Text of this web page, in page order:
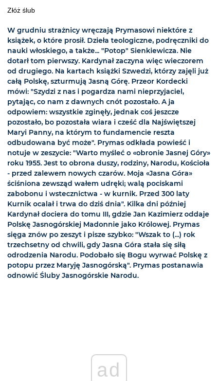
Złóż ślub
W grudniu strażnicy wręczają Prymasowi niektóre z
książek, o które prosił. Dzieła teologiczne, podręczniki do
nauki włoskiego, a także... "Potop" Sienkiewicza. Nie
dotarł tom pierwszy. Kardynał zaczyna więc wieczorem
od drugiego. Na kartach książki Szwedzi, którzy zajęli już
całą Polskę, szturmują Jasną Górę. Przeor Kordecki
mówi: "Szydzi z nas i pogardza nami nieprzyjaciel,
pytając, co nam z dawnych cnót pozostało. A ja
odpowiem: wszystkie zginęły, jednak coś jeszcze
pozostało, bo pozostała wiara i cześć dla Najświętszej
Maryi Panny, na którym to fundamencie reszta
odbudowana być może". Prymas odkłada powieść i
notuje w zeszycie: "Warto myśleć o «obronie Jasnej Góry»
roku 1955. Jest to obrona duszy, rodziny, Narodu, Kościoła
- przed zalewem nowych czarów. Moja «Jasna Góra»
ściśniona zewsząd wałem udręki; walą pociskami
zabobonu i wstecznictwa - w kurnik. Przed 300 laty
Kurnik ocalał i trwa do dziś dnia". Kilka dni później
Kardynał dociera do tomu III, gdzie Jan Kazimierz oddaje
Polskę Jasnogórskiej Madonnie jako Królowej. Prymas
sięga znów po zeszyt i pisze szybko: "Wszak to (...) rok
trzechsetny od chwili, gdy Jasna Góra stała się siłą
odrodzenia Narodu. Podobało się Bogu wyrwać Polskę z
potopu przez Maryję Jasnogórską". Prymas postanawia
odnowić Śluby Jasnogórskie Narodu.
ad